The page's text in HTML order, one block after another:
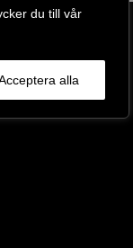
du till vår
alla